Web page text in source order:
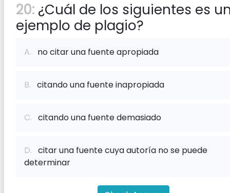
20: ¿Cuál de los siguientes es
ejemplo de plagio?
A. no citar una fuente apropiada
B. citando una fuente inapropiada
C. citando una fuente demasiado
D. citar una fuente cuya autoría no se puede
determinar